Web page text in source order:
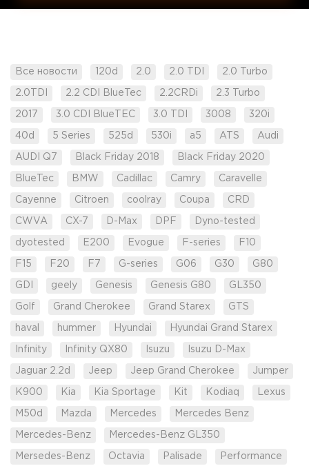
Все новости 120d 2.0 2.0 TDI 2.0 Turbo
2.0TDI 2.2 CDI BlueTec 2.2CRDi 2.3 Turbo
2017 3.0 CDI BlueTEC 3.0 TDI 3008 320i
40d 5 Series 525d 530i a5 ATS Audi
AUDI Q7 Black Friday 2018 Black Friday 2020
BlueTec BMW Cadillac Camry Caravelle
Cayenne Citroen coolray Coupa CRD
CWVA CX-7 D-Max DPF Dyno-tested
dyotested E200 Evogue F-series F10
F15 F20 F7 G-series G06 G30 G80
GDI geely Genesis Genesis G80 GL350
Golf Grand Cherokee Grand Starex GTS
haval hummer Hyundai Hyundai Grand Starex
Infinity Infinity QX80 Isuzu Isuzu D-Max
Jaguar 2.2d Jeep Jeep Grand Cherokee Jumper
K900 Kia Kia Sportage Kit Kodiaq Lexus
M50d Mazda Mercedes Mercedes Benz
Mercedes-Benz Mercedes-Benz GL350
Mersedes-Benz Octavia Palisade Performance